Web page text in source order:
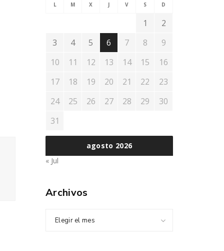
agosto 2026
L M X J V S D
1
2
3
4 5 6 7 8
9
10
11 12 13 14 15
16
17
18 19 20 21 22
23
24
25 26 27 28 29
30
31
« Jul
Archivos
Elegir el mes